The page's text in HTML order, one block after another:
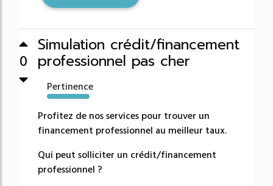
0
Simulation crédit/financement
professionnel pas cher
Pertinence
2071%
Profitez de nos services pour trouver un
financement professionnel au meilleur taux.
Qui peut solliciter un crédit/financement
professionnel ?